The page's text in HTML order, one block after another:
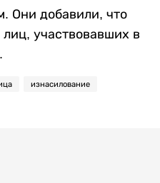
Они добавили, что
участвовавших в
изнасилование